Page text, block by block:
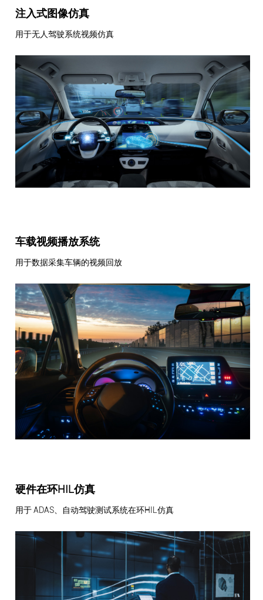
注入式图像仿真
用于无人驾驶系统视频仿真
车载视频播放系统
用于数据采集车辆的视频回放
硬件在环HIL仿真
用于 ADAS、自动驾驶测试系统在环HIL仿真